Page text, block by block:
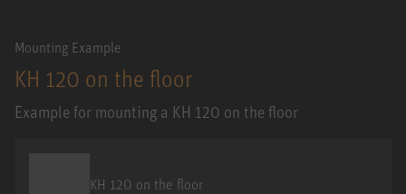
Mounting Example
KH 120 on the floor
Example for mounting a KH 120 on the floor
KH 120 on the floor